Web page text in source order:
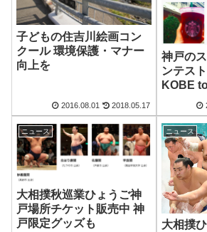
子どもの住吉川絵画コン
クール 環境保護・マナー
向上を
2016.08.01 2018.05.17
神戸の
ンテス
KOBE
ニュース
大相撲秋巡業ひょうご神
戸場所チケット販売中 神
戸限定グッズも
ニュース
大相撲